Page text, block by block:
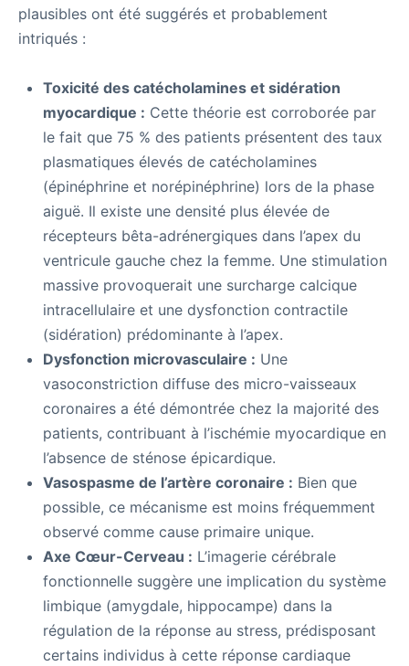
plausibles ont été suggérés et probablement
intriqués :
Toxicité des catécholamines et sidération
myocardique : Cette théorie est corroborée par
le fait que 75 % des patients présentent des taux
plasmatiques élevés de catécholamines
(épinéphrine et norépinéphrine) lors de la phase
aiguë. Il existe une densité plus élevée de
récepteurs bêta-adrénergiques dans l’apex du
ventricule gauche chez la femme. Une stimulation
massive provoquerait une surcharge calcique
intracellulaire et une dysfonction contractile
(sidération) prédominante à l’apex.
Dysfonction microvasculaire : Une
vasoconstriction diffuse des micro-vaisseaux
coronaires a été démontrée chez la majorité des
patients, contribuant à l’ischémie myocardique en
l’absence de sténose épicardique.
Vasospasme de l’artère coronaire : Bien que
possible, ce mécanisme est moins fréquemment
observé comme cause primaire unique.
Axe Cœur-Cerveau : L’imagerie cérébrale
fonctionnelle suggère une implication du système
limbique (amygdale, hippocampe) dans la
régulation de la réponse au stress, prédisposant
certains individus à cette réponse cardiaque